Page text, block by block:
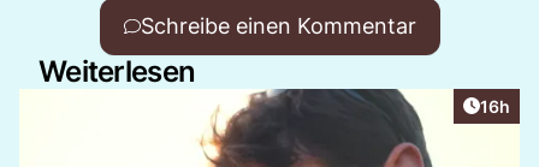
Schreibe einen Kommentar
Weiterlesen
Artikel
16h